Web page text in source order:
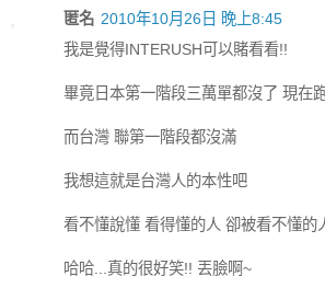
匿名 2010年10月26日 晚上8:45
我是覺得INTERUSH可以賭看看!!
畢竟日本第一階段三萬單都沒了 現在
而台灣 聯第一階段都沒滿
我想這就是台灣人的本性吧
看不懂說懂 看得懂的人 卻被看不懂的
哈哈...真的很好笑!! 丟臉啊~